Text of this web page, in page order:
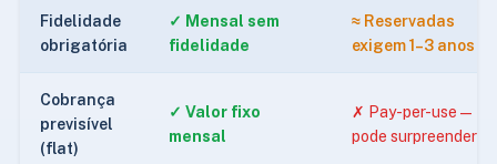
Fidelidade
obrigatória
✓ Mensal sem
fidelidade
≈ Reservadas
exigem 1–3 anos
Cobrança
previsível
(flat)
✓ Valor fixo
mensal
✗ Pay-per-use —
pode surpreender